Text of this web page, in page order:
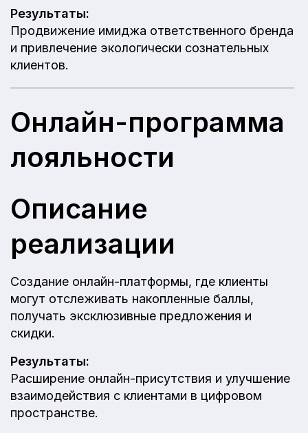
Результаты:
Продвижение имиджа ответственного бренда
и привлечение экологически сознательных
клиентов.
Онлайн-программа
лояльности
Описание
реализации
Создание онлайн-платформы, где клиенты
могут отслеживать накопленные баллы,
получать эксклюзивные предложения и
скидки.
Результаты:
Расширение онлайн-присутствия и улучшение
взаимодействия с клиентами в цифровом
пространстве.